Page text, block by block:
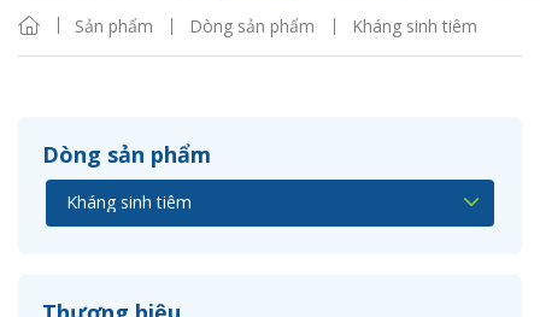
Sản phẩm Dòng sản phẩm Kháng sinh tiêm
Dòng sản phẩm